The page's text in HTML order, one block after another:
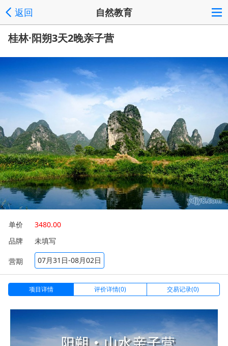
返回 自然教育
桂林·阳朔3天2晚亲子营
单价
3480.00
品牌
未填写
营期 07月31日-08月02日
项目详情 评价详情(0) 交易记录(0)